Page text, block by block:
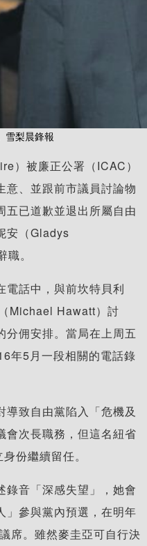
雪梨晨鋒報
）被廉正公署（ICAC）
意、並跟前市議員討論物
五已道歉並退出所屬自由
安（Gladys
。
電話中，與前坎特貝利
Michael Hawatt）討
分佣安排。當局在上周五
年5月一段相關的電話錄
致自由黨陷入「危機及
會次長職務，但這名紐省
份繼續留任。
錄音「深感失望」，她會
」參與黨內預選，在明年
席。雖然麥圭亞可自行決